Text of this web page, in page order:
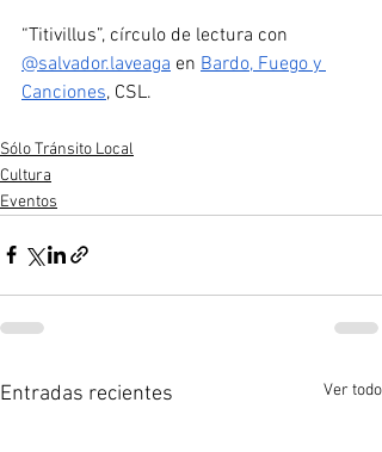
“Titivillus”, círculo de lectura con
@salvador.laveaga en Bardo, Fuego y
Canciones, CSL.
Sólo Tránsito Local
Cultura
Eventos
Entradas recientes Ver todo